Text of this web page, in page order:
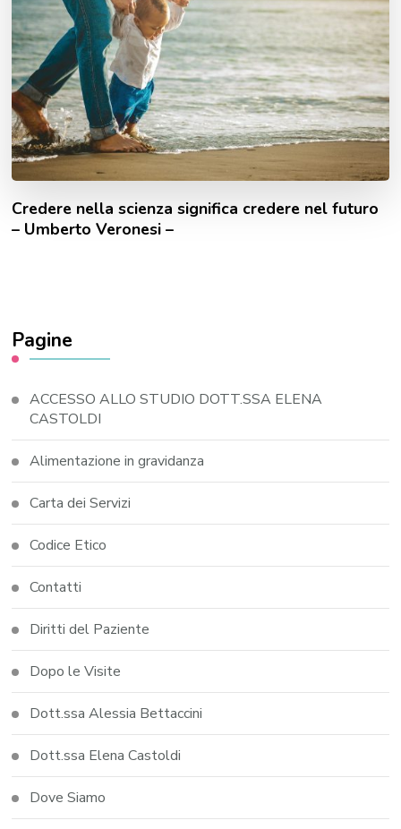
Credere nella scienza significa credere nel futuro
– Umberto Veronesi –
Pagine
ACCESSO ALLO STUDIO DOTT.SSA ELENA
CASTOLDI
Alimentazione in gravidanza
Carta dei Servizi
Codice Etico
Contatti
Diritti del Paziente
Dopo le Visite
Dott.ssa Alessia Bettaccini
Dott.ssa Elena Castoldi
Dove Siamo